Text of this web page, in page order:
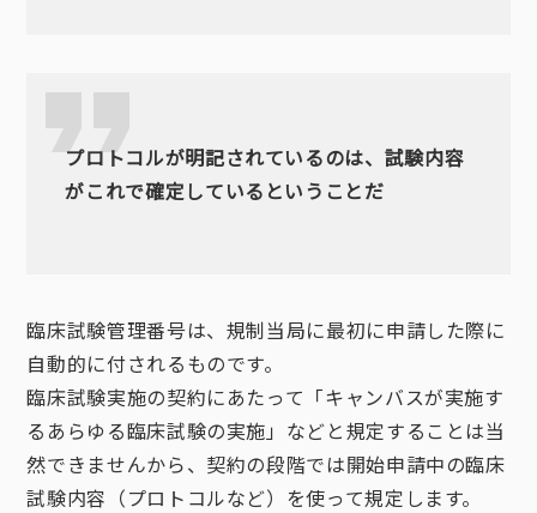
プロトコルが明記されているのは、試験内容
がこれで確定しているということだ
臨床試験管理番号は、規制当局に最初に申請した際に
自動的に付されるものです。
臨床試験実施の契約にあたって「キャンバスが実施す
るあらゆる臨床試験の実施」などと規定することは当
然できませんから、契約の段階では開始申請中の臨床
試験内容（プロトコルなど）を使って規定します。